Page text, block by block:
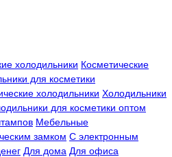
холодильники Косметические
для косметики
холодильники Холодильники
для косметики оптом
Мебельные
замком С электронным
Для дома Для офиса